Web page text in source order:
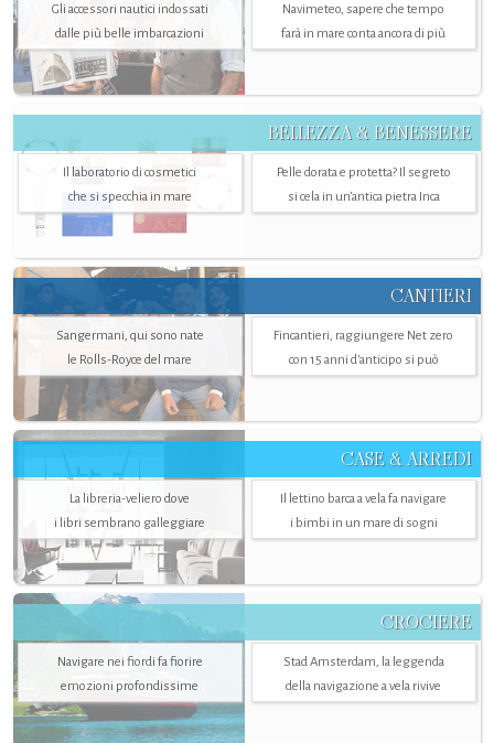
Gli accessori nautici indossati
dalle più belle imbarcazioni
Navimeteo, sapere che tempo
farà in mare conta ancora di più
BELLEZZA & BENESSERE
Il laboratorio di cosmetici
che si specchia in mare
Pelle dorata e protetta? Il segreto
si cela in un’antica pietra Inca
CANTIERI
Sangermani, qui sono nate
le Rolls-Royce del mare
Fincantieri, raggiungere Net zero
con 15 anni d'anticipo si può
CASE & ARREDI
La libreria-veliero dove
i libri sembrano galleggiare
Il lettino barca a vela fa navigare
i bimbi in un mare di sogni
CROCIERE
Navigare nei fiordi fa fiorire
emozioni profondissime
Stad Amsterdam, la leggenda
della navigazione a vela rivive